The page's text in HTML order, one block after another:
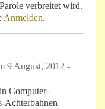
verbreitet wird.
Anmelden.
9 August, 2012 -
Computer-
Achterbahnen